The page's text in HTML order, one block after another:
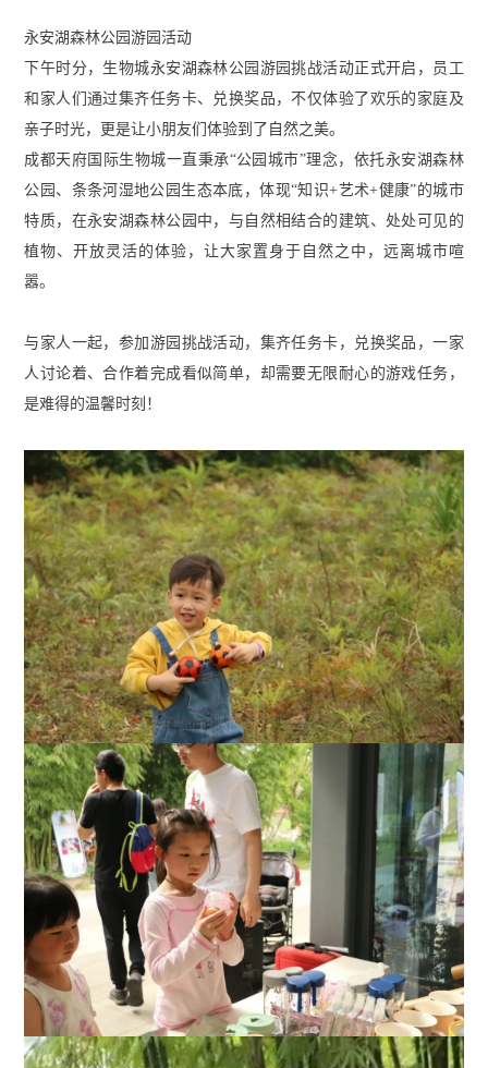
永安湖森林公园游园活动
下午时分，生物城永安湖森林公园游园挑战活动正式开启，员工
和家人们通过集齐任务卡、兑换奖品，不仅体验了欢乐的家庭及
亲子时光，更是让小朋友们体验到了自然之美。
成都天府国际生物城一直秉承“公园城市”理念，依托永安湖森林
公园、条条河湿地公园生态本底，体现“知识+艺术+健康”的城市
特质，在永安湖森林公园中，与自然相结合的建筑、处处可见的
植物、开放灵活的体验，让大家置身于自然之中，远离城市喧
嚣。
与家人一起，参加游园挑战活动，集齐任务卡，兑换奖品，一家
人讨论着、合作着完成看似简单，却需要无限耐心的游戏任务，
是难得的温馨时刻！